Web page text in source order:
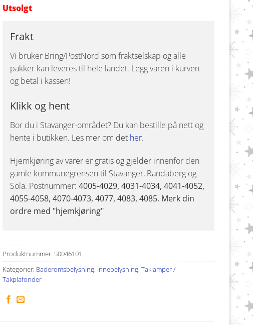
Utsolgt
Frakt
Vi bruker Bring/PostNord som fraktselskap og alle
pakker kan leveres til hele landet. Legg varen i kurven
og betal i kassen!
Klikk og hent
Bor du i Stavanger-området? Du kan bestille på nett og
hente i butikken. Les mer om det her.
Hjemkjøring av varer er gratis og gjelder innenfor den
gamle kommunegrensen til Stavanger, Randaberg og
Sola. Postnummer: 4005-4029, 4031-4034, 4041-4052,
4055-4058, 4070-4073, 4077, 4083, 4085. Merk din
ordre med "hjemkjøring"
Produktnummer: 50046101
Kategorier: Baderomsbelysning, Innebelysning, Taklamper /
Takplafonder